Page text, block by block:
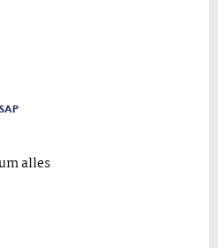
SAP
alles